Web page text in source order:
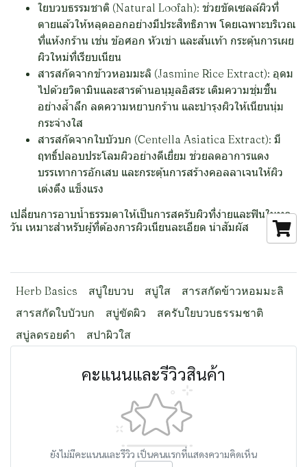
ใยบวบธรรมชาติ (Natural Loofah): ช่วยขัดเซลล์ผิวที่
ตายแล้วให้หลุดออกอย่างมีประสิทธิภาพ โดยเฉพาะบริเวณ
ที่แห้งกร้าน เช่น ข้อศอก หัวเข่า และส้นเท้า กระตุ้นการเผย
ผิวใหม่ที่เรียบเนียน
สารสกัดจากข้าวหอมมะลิ (Jasmine Rice Extract): อุดม
ไปด้วยวิตามินและสารต้านอนุมูลอิสระ เติมความชุ่มชื้น
อย่างล้ำลึก ลดความหยาบกร้าน และบำรุงผิวให้เนียนนุ่ม
กระจ่างใส
สารสกัดจากใบบัวบก (Centella Asiatica Extract): มี
ฤทธิ์ปลอบประโลมผิวอย่างดีเยี่ยม ช่วยลดอาการแดง
บรรเทาการอักเสบ และกระตุ้นการสร้างคอลลาเจนให้ผิว
เต่งตึง แข็งแรง
เปลี่ยนการอาบน้ำธรรมดาให้เป็นการสครับผิวที่ง่ายและฟินในทุก
วัน เหมาะสำหรับผู้ที่ต้องการผิวเนียนละเอียด น่าสัมผัส
Herb Basics สบู่ใยบวบ สบู่ใส
สารสกัดข้าวหอมมะลิ
สารสกัดใบบัวบก
สบู่ขัดผิว
สครับใยบวบธรรมชาติ
สบู่ลดรอยดำ
สปาผิวใส
คะแนนและรีวิวสินค้า
ยังไม่มีคะแนนและรีวิว เป็นคนแรกที่แสดงความคิดเห็น